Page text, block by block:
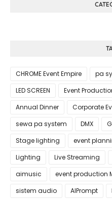
CHROME Event Empire pa
LED SCREEN
Event
Annual Dinner
Corporate
sewa pa system
DMX
Stage lighting
event
Lighting
Live Streaming
aimusic
event production
sistem audio
AIPrompt